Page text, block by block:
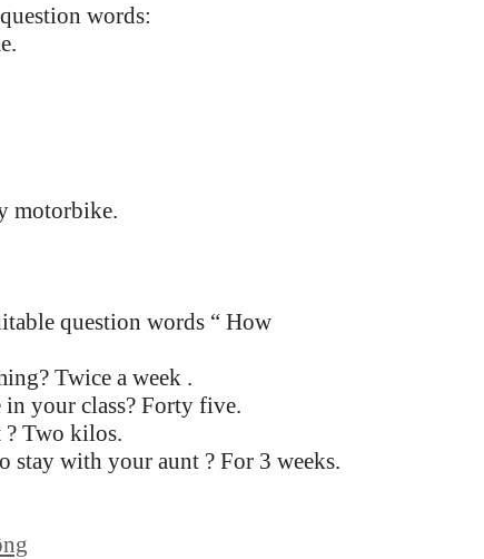
words:
motorbike.
question words “ How
Twice a week .
class? Forty five.
kilos.
your aunt ? For 3 weeks.